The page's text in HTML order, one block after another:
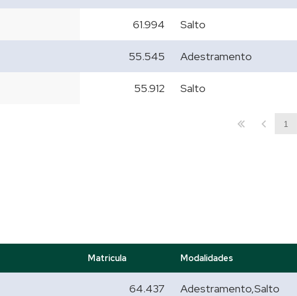
61.994 Salto
55.545 Adestramento
55.912 Salto
1
Matricula Modalidades
64.437 Adestramento,Salto